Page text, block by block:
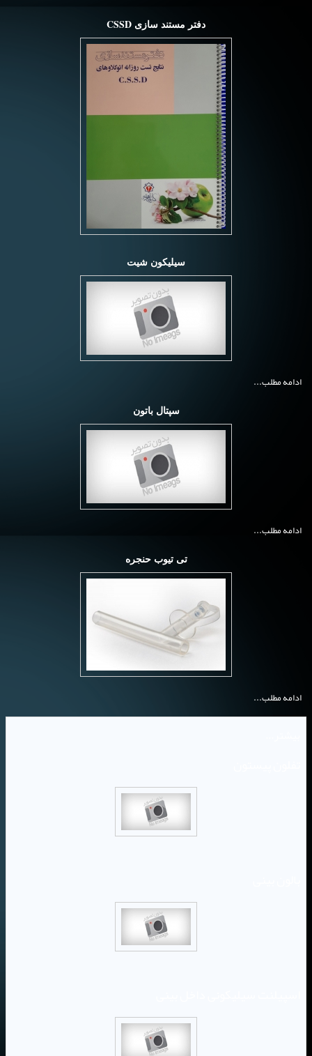
دفتر مستند سازی CSSD
سیلیکون شیت
ادامه مطلب...
سپتال باتون
ادامه مطلب...
تی تیوب حنجره
ادامه مطلب...